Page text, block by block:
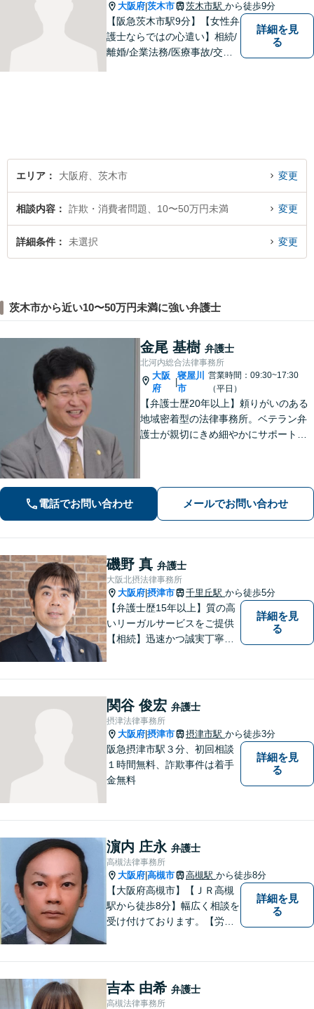
大阪府|茨木市 茨木市駅 から徒歩9分
【阪急茨木市駅9分】【女性弁
護士ならではの心遣い】相続/
離婚/企業法務/医療事故/交通
詳細を見
る
エリア 大阪府、茨木市 変更
相談内容 詐欺・消費者問題、10〜50万円未満 変更
詳細条件 未選択 変更
茨木市から近い10〜50万円未満に強い弁護士
金尾 基樹 弁護士
北河内総合法律事務所
大阪
府
|
寝屋川
市
営業時間：09:30~17:30
（平日）
【弁護士歴20年以上】頼りがいのある
地域密着型の法律事務所。ベテラン弁
護士が親切にきめ細やかにサポートし
料（一部除く）】【夜間・休日の相談
電話でお問い合わせ メールでお問い合わせ
磯野 真 弁護士
大阪北摂法律事務所
大阪府 摂津市 千里丘駅 から徒歩5分
【弁護士歴15年以上】質の高
いリーガルサービスをご提供
【相続】迅速かつ誠実丁寧な
作成／企業間トラブル／問題
社員の対応など。顧問契約も
可【オンライン面談】【千里
丘駅5分】
詳細を見
る
関谷 俊宏 弁護士
摂津法律事務所
大阪府 摂津市 摂津市駅 から徒歩3分
阪急摂津市駅３分、初回相談
１時間無料、詐欺事件は着手
金無料
詳細を見
る
濵内 庄永 弁護士
高槻法律事務所
大阪府 高槻市 高槻駅 から徒歩8分
【大阪府高槻市】【ＪＲ高槻
駅から徒歩8分】幅広く相談を
受け付けております。【労働
【成年後見】など将来の不安
の予防まで。
詳細を見
る
吉本 由希 弁護士
高槻法律事務所